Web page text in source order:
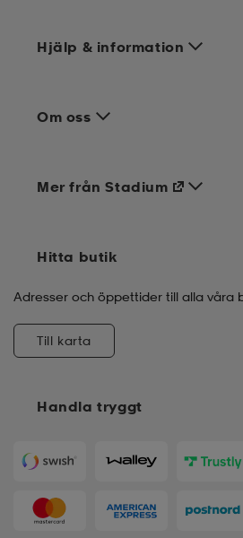
Hjälp & information
Om oss
Handla tryggt
Mer från Stadium
Hitta butik
Adresser och öppettider till alla våra
Till karta